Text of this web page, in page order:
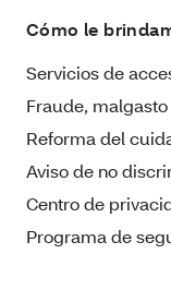
Cómo le
Servicios de
Fraude,
Reforma del
Aviso de no
Centro de
Programa de